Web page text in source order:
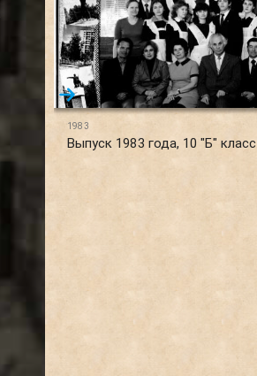
1983
Выпуск 1983 года, 10 "Б" класс